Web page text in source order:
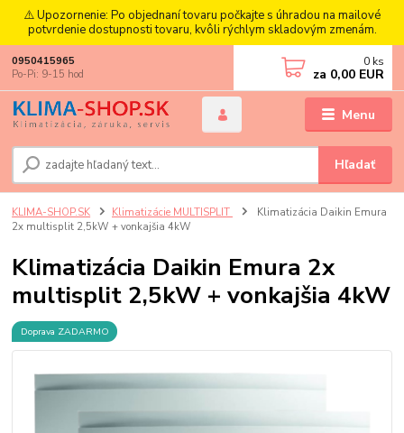
⚠️ Upozornenie: Po objednaní tovaru počkajte s úhradou na mailové
potvrdenie dostupnosti tovaru, kvôli rýchlym skladovým zmenám.
Menu
Hľadať
0950415965
Po-Pi: 9-15 hod
0 ks
za 0,00 EUR
KLIMA-SHOP.SK Klimatizácie MULTISPLIT
Klimatizácia Daikin Emura
2x multisplit 2,5kW + vonkajšia 4kW
Klimatizácia Daikin Emura 2x
multisplit 2,5kW + vonkajšia 4kW
Doprava ZADARMO